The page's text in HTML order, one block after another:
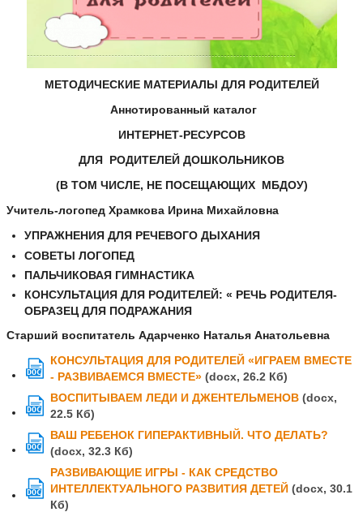
МЕТОДИЧЕСКИЕ МАТЕРИАЛЫ ДЛЯ РОДИТЕЛЕЙ
Аннотированный каталог
ИНТЕРНЕТ-РЕСУРСОВ
ДЛЯ РОДИТЕЛЕЙ ДОШКОЛЬНИКОВ
(В ТОМ ЧИСЛЕ, НЕ ПОСЕЩАЮЩИХ МБДОУ)
Учитель-логопед Храмкова Ирина Михайловна
УПРАЖНЕНИЯ ДЛЯ РЕЧЕВОГО ДЫХАНИЯ
СОВЕТЫ ЛОГОПЕД
ПАЛЬЧИКОВАЯ ГИМНАСТИКА
КОНСУЛЬТАЦИЯ ДЛЯ РОДИТЕЛЕЙ: « РЕЧЬ РОДИТЕЛЯ-
ОБРАЗЕЦ ДЛЯ ПОДРАЖАНИЯ
Старший воспитатель Адарченко Наталья Анатольевна
DOC
КОНСУЛЬТАЦИЯ ДЛЯ РОДИТЕЛЕЙ «ИГРАЕМ ВМЕСТЕ
- РАЗВИВАЕМСЯ ВМЕСТЕ»(docx, 26.2 Кб)
DOC
ВОСПИТЫВАЕМ ЛЕДИ И ДЖЕНТЕЛЬМЕНОВ(docx,
22.5 Кб)
DOC
ВАШ РЕБЕНОК ГИПЕРАКТИВНЫЙ. ЧТО ДЕЛАТЬ?
(docx, 32.3 Кб)
DOC
РАЗВИВАЮЩИЕ ИГРЫ - КАК СРЕДСТВО
ИНТЕЛЛЕКТУАЛЬНОГО РАЗВИТИЯ ДЕТЕЙ(docx, 30.1
Кб)